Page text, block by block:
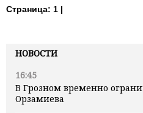
НОВОСТИ
16:45
В Грозном временно
Орзамиева
Страница: 1 |